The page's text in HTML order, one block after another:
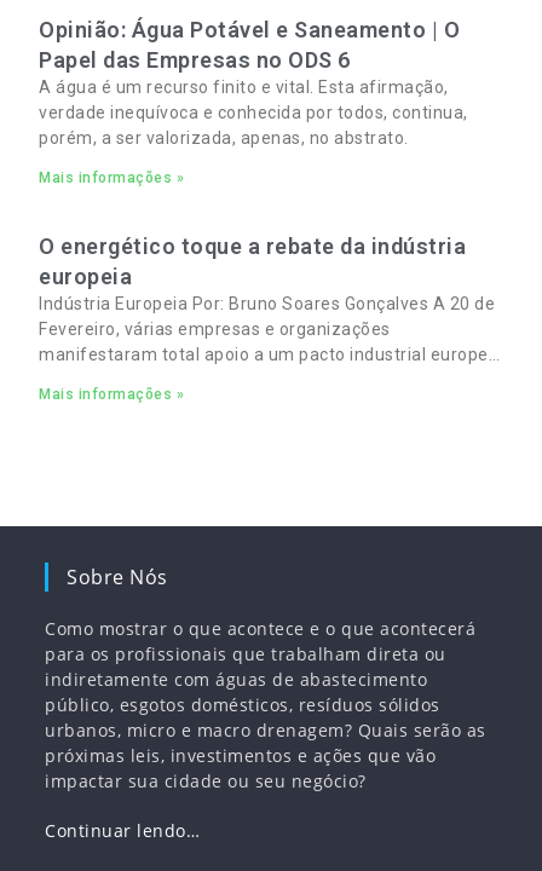
Opinião: Água Potável e Saneamento | O
Papel das Empresas no ODS 6
A água é um recurso finito e vital. Esta afirmação,
verdade inequívoca e conhecida por todos, continua,
porém, a ser valorizada, apenas, no abstrato.
Mais informações »
O energético toque a rebate da indústria
europeia
Indústria Europeia Por: Bruno Soares Gonçalves A 20 de
Fevereiro, várias empresas e organizações
manifestaram total apoio a um pacto industrial europeu
empregos
Mais informações »
Sobre Nós
Como mostrar o que acontece e o que acontecerá
para os profissionais que trabalham direta ou
indiretamente com águas de abastecimento
público, esgotos domésticos, resíduos sólidos
urbanos, micro e macro drenagem? Quais serão as
próximas leis, investimentos e ações que vão
impactar sua cidade ou seu negócio?
Continuar lendo…